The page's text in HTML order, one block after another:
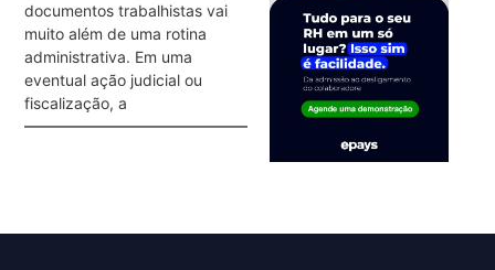
documentos trabalhistas vai
muito além de uma rotina
administrativa. Em uma
eventual ação judicial ou
fiscalização, a